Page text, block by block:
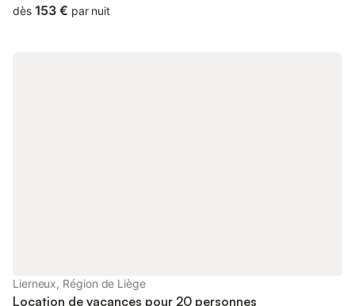
dès 153 € par nuit
Lierneux, Région de Liège
Location de vacances pour 20 personnes